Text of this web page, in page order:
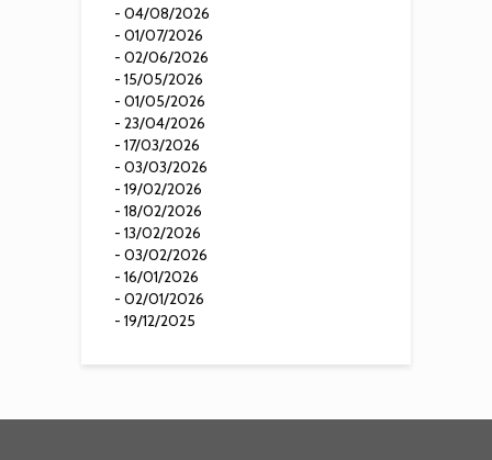
- 04/08/2026
- 01/07/2026
- 02/06/2026
- 15/05/2026
- 01/05/2026
- 23/04/2026
- 17/03/2026
- 03/03/2026
- 19/02/2026
- 18/02/2026
- 13/02/2026
- 03/02/2026
- 16/01/2026
- 02/01/2026
- 19/12/2025